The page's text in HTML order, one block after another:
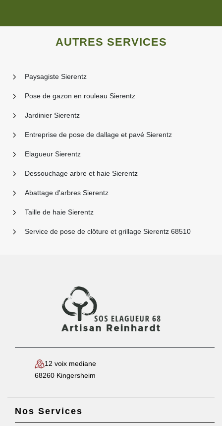
AUTRES SERVICES
Paysagiste Sierentz
Pose de gazon en rouleau Sierentz
Jardinier Sierentz
Entreprise de pose de dallage et pavé Sierentz
Elagueur Sierentz
Dessouchage arbre et haie Sierentz
Abattage d'arbres Sierentz
Taille de haie Sierentz
Service de pose de clôture et grillage Sierentz 68510
12 voix mediane
68260 Kingersheim
Nos Services